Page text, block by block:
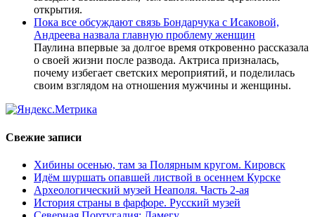
открытия.
Пока все обсуждают связь Бондарчука с Исаковой,
Андреева назвала главную проблему женщин
Паулина впервые за долгое время откровенно рассказала
о своей жизни после развода. Актриса призналась,
почему избегает светских мероприятий, и поделилась
своим взглядом на отношения мужчины и женщины.
Свежие записи
Хибины осенью, там за Полярным кругом. Кировск
Идём шуршать опавшей листвой в осеннем Курске
Археологический музей Неаполя. Часть 2-ая
История страны в фарфоре. Русский музей